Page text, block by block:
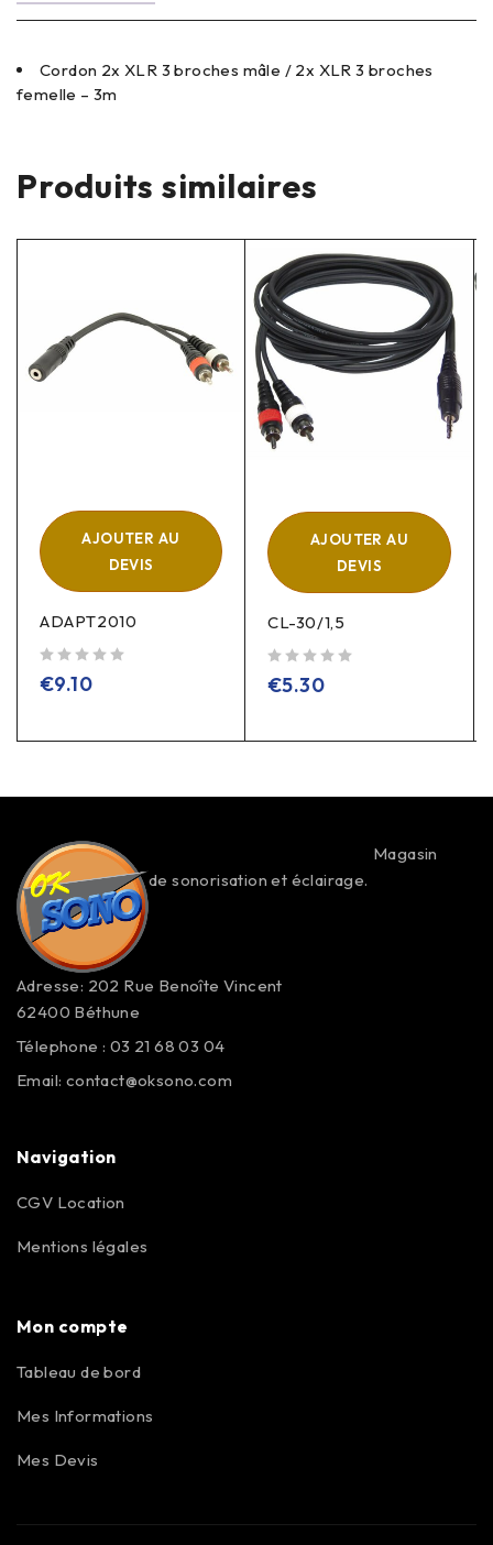
Cordon 2x XLR 3 broches mâle / 2x XLR 3 broches
femelle – 3m
Produits similaires
AJOUTER AU
DEVIS
ADAPT2010
€9.10
AJOUTER AU
DEVIS
CL-30/1,5
€5.30
Magasin
de sonorisation et éclairage.
Adresse: 202 Rue Benoîte Vincent
62400 Béthune
Télephone : 03 21 68 03 04
Email: contact@oksono.com
Navigation
CGV Location
Mentions légales
Mon compte
Tableau de bord
Mes Informations
Mes Devis